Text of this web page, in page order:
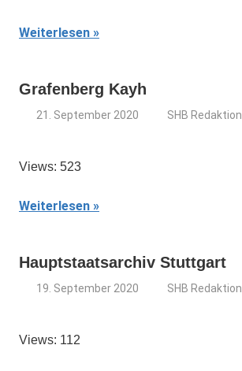
Weiterlesen
Grafenberg Kayh
21. September 2020 SHB Redaktion
Views: 523
Weiterlesen
Hauptstaatsarchiv Stuttgart
19. September 2020 SHB Redaktion
Views: 112